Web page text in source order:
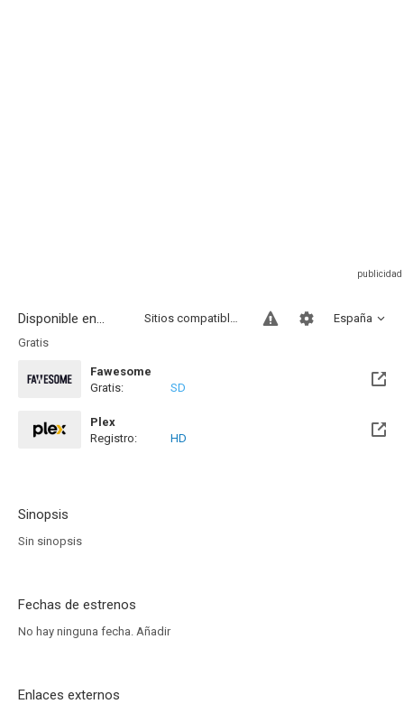
Disponible en... España
Sitios compatibles
Gratis
Fawesome
Gratis:
SD
Plex
Registro:
HD
Sinopsis
Sin sinopsis
Fechas de estrenos
No hay ninguna fecha. Añadir
Enlaces externos